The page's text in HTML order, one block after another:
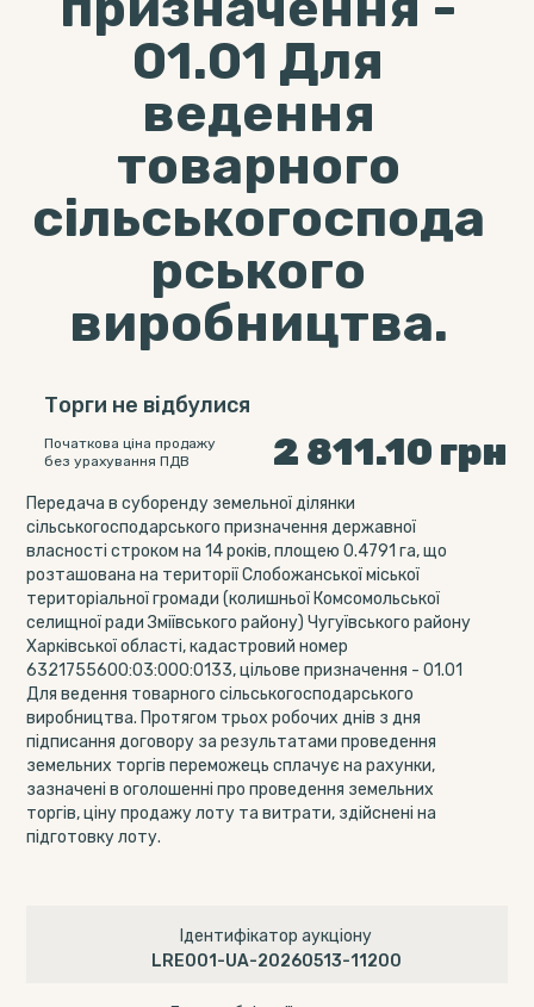
01.01 Для
ведення
товарного
сільськогоспода
рського
виробництва.
Торги не відбулися
Початкова ціна продажу
без урахування ПДВ
2 811.10 грн
Передача в суборенду земельної ділянки
сільськогосподарського призначення державної
власності строком на 14 років, площею 0.4791 га, що
розташована на території Слобожанської міської
територіальної громади (колишньої Комсомольської
селищної ради Зміївського району) Чугуївського району
Харківської області, кадастровий номер
6321755600:03:000:0133, цільове призначення - 01.01
Для ведення товарного сільськогосподарського
виробництва. Протягом трьох робочих днів з дня
підписання договору за результатами проведення
земельних торгів переможець сплачує на рахунки,
зазначені в оголошенні про проведення земельних
торгів, ціну продажу лоту та витрати, здійснені на
підготовку лоту.
Ідентифікатор аукціону
LRE001-UA-20260513-11200